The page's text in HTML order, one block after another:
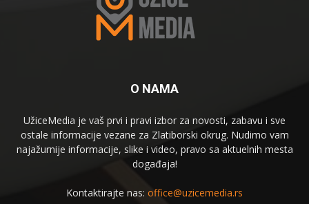
O NAMA
UžiceMedia je vaš prvi i pravi izbor za novosti, zabavu i sve
ostale informacije vezane za Zlatiborski okrug. Nudimo vam
najažurnije informacije, slike i video, pravo sa aktuelnih mesta
događaja!
Kontaktirajte nas: office@uzicemedia.rs